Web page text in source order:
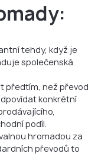
tehdy, když je
společenská
předtím, než převod
konkrétní
podíl.
hromadou za
převodů to